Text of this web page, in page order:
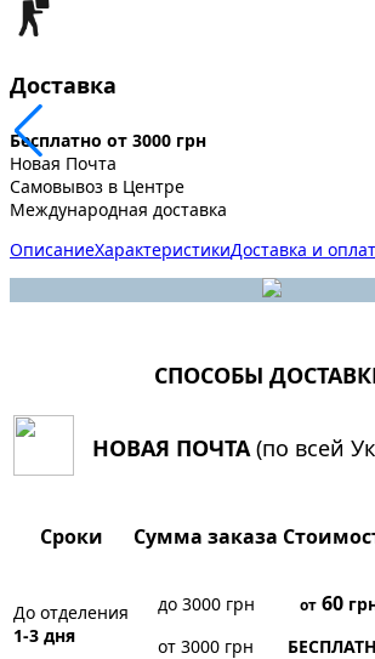
Доставка
Бесплатно от 3000 грн
Новая Почта
Самовывоз в Центре
Международная доставка
ОписаниеХарактеристикиДоставка и
СПОСОБЫ
НОВАЯ ПОЧТА (по всей
Сроки Сумма заказа
До отделения
1-3 дня
до 3000 грн от60
от 3000 грн